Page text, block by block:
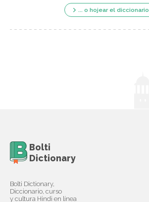
... o hojear el diccionario
Bolti
Dictionary
Bolti Dictionary,
Diccionario, curso
y cultura Hindi en línea